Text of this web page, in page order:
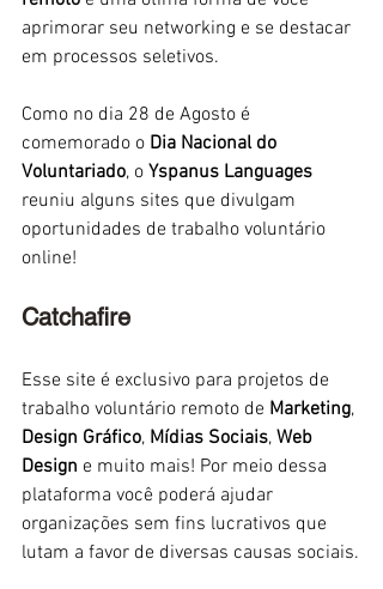
aprimorar seu networking e se destacar
em processos seletivos.
Como no dia 28 de Agosto é
comemorado o Dia Nacional do
Voluntariado, o Yspanus Languages
reuniu alguns sites que divulgam
oportunidades de trabalho voluntário
online!
Catchafire
Esse site é exclusivo para projetos de
trabalho voluntário remoto de Marketing,
Design Gráfico, Mídias Sociais, Web
Design e muito mais! Por meio dessa
plataforma você poderá ajudar
organizações sem fins lucrativos que
lutam a favor de diversas causas sociais.